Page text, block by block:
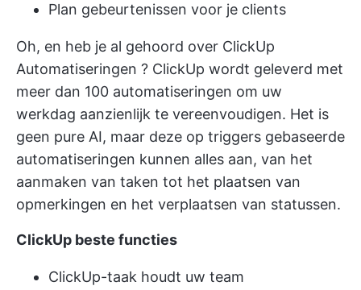
Plan gebeurtenissen voor je clients
Oh, en heb je al gehoord over ClickUp
Automatiseringen ? ClickUp wordt geleverd met
meer dan 100 automatiseringen om uw
werkdag aanzienlijk te vereenvoudigen. Het is
geen pure AI, maar deze op triggers gebaseerde
automatiseringen kunnen alles aan, van het
aanmaken van taken tot het plaatsen van
opmerkingen en het verplaatsen van statussen.
ClickUp beste functies
ClickUp-taak houdt uw team